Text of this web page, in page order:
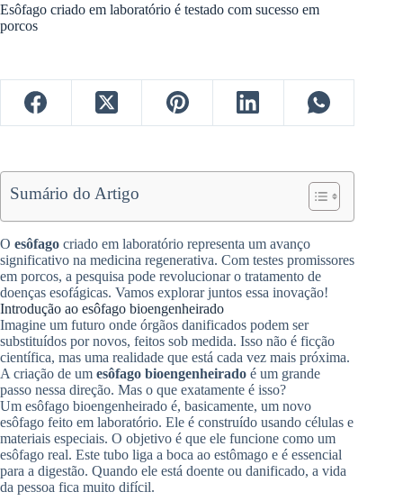
Esôfago criado em laboratório é testado com sucesso em
porcos
Sumário do Artigo
O esôfago criado em laboratório representa um avanço
significativo na medicina regenerativa. Com testes promissores
em porcos, a pesquisa pode revolucionar o tratamento de
doenças esofágicas. Vamos explorar juntos essa inovação!
Introdução ao esôfago bioengenheirado
Imagine um futuro onde órgãos danificados podem ser
substituídos por novos, feitos sob medida. Isso não é ficção
científica, mas uma realidade que está cada vez mais próxima.
A criação de um esôfago bioengenheirado é um grande
passo nessa direção. Mas o que exatamente é isso?
Um esôfago bioengenheirado é, basicamente, um novo
esôfago feito em laboratório. Ele é construído usando células e
materiais especiais. O objetivo é que ele funcione como um
esôfago real. Este tubo liga a boca ao estômago e é essencial
para a digestão. Quando ele está doente ou danificado, a vida
da pessoa fica muito difícil.